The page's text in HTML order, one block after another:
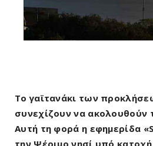
Το γαϊτανάκι των
συνεχίζουν να ακολουθούν
Αυτή τη φορά η εφημερίδα
την Ψέριμο νησί υπό